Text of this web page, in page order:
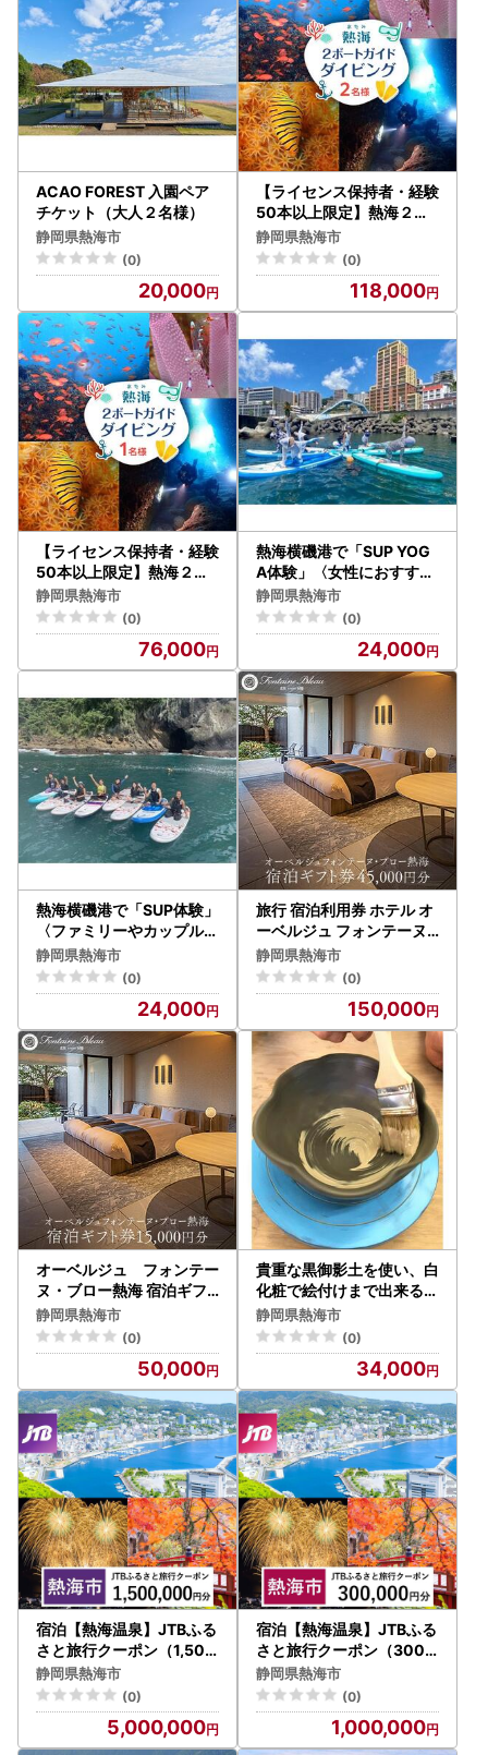
ACAO FOREST 入園ペア
チケット（大人２名様）
静岡県熱海市
(0)
20,000
【ライセンス保持者・経験
50本以上限定】熱海２ボ
ートガイドダイビング（２
名様）
静岡県熱海市
(0)
118,000
【ライセンス保持者・経験
50本以上限定】熱海２ボ
ートガイドダイビング（１
名様）
静岡県熱海市
(0)
76,000
熱海横磯港で「SUP YOG
A体験」〈女性におすすめ
〉
静岡県熱海市
(0)
24,000
熱海横磯港で「SUP体験」
〈ファミリーやカップルに
おすすめ〉
静岡県熱海市
(0)
24,000
旅行 宿泊利用券 ホテル オ
ーベルジュ フォンテーヌ
ブロー熱海 ( 45,000円分
)
静岡県熱海市
(0)
150,000
オーベルジュ フォンテー
ヌ・ブロー熱海 宿泊ギフ
ト券（15,000円分）
静岡県熱海市
(0)
50,000
貴重な黒御影土を使い、白
化粧で絵付けまで出来る陶
芸体験チケット
静岡県熱海市
(0)
34,000
宿泊【熱海温泉】JTBふる
さと旅行クーポン（1,500
,000円分）Eメール発行
宿泊券
静岡県熱海市
(0)
5,000,000
宿泊【熱海温泉】JTBふる
さと旅行クーポン（300,
000円分）Eメール発行 宿
泊券
静岡県熱海市
(0)
1,000,000